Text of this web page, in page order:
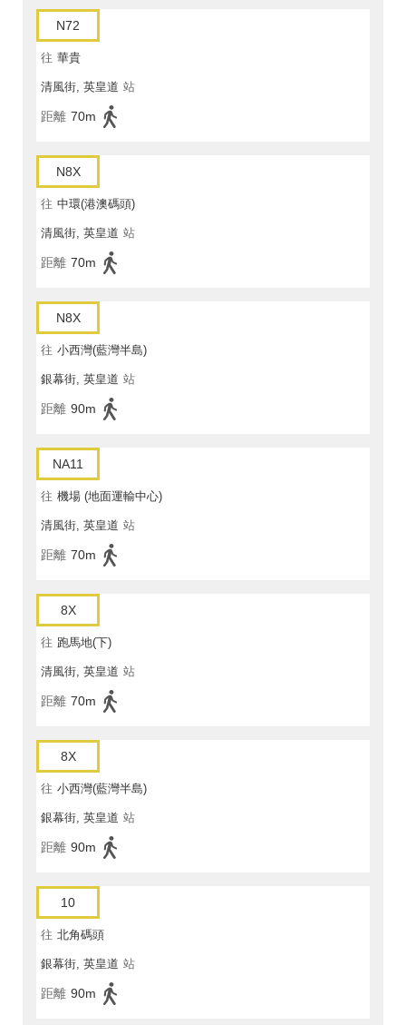
N72
往 華貴
清風街, 英皇道 站
距離 70m
N8X
往 中環(港澳碼頭)
清風街, 英皇道 站
距離 70m
N8X
往 小西灣(藍灣半島)
銀幕街, 英皇道 站
距離 90m
NA11
往 機場 (地面運輸中心)
清風街, 英皇道 站
距離 70m
8X
往 跑馬地(下)
清風街, 英皇道 站
距離 70m
8X
往 小西灣(藍灣半島)
銀幕街, 英皇道 站
距離 90m
10
往 北角碼頭
銀幕街, 英皇道 站
距離 90m